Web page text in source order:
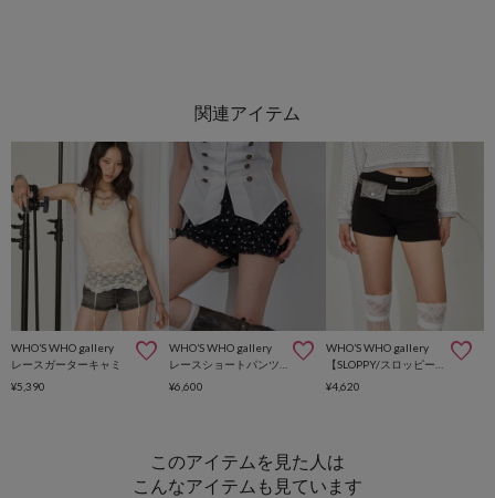
WHO’S WHO gallery
レースガーターキャミ
¥5,390
WHO’S WHO gallery
レースショートパンツ(無地/ドット/チェック/レオパード)
¥6,600
WHO’S WHO gallery
【SLOPPY/スロッピー】リブショートパンツ
¥4,620
このアイテムを見た人は
こんなアイテムも見ています